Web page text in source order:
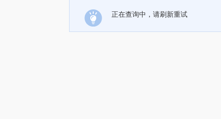
正在查询中，请刷新重试